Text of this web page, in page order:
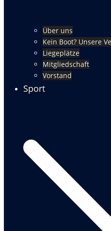
Über uns
Kein Boot? Unsere
Liegeplätze
Mitgliedschaft
Vorstand
Sport